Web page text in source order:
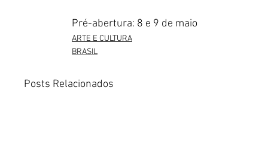
Pré-abertura: 8 e 9 de maio
ARTE E CULTURA
BRASIL
Posts Relacionados